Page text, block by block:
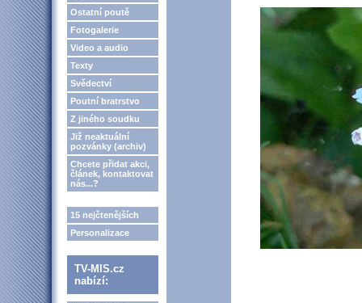
Ostatní poutě
Fotogalerie
Video a audio
Texty
Svědectví
Poutní bratrstvo
Z jiného soudku
Již neaktuální
pozvánky (archiv)
Chcete přidat akci,
článek, kontaktovat
nás...?
15 nejčtenějších
Personalizace
TV-MIS.cz
nabízí: